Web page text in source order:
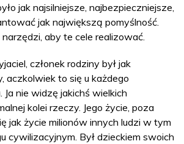
jak najsilniejsze, najbezpieczniejsze,
jak największą pomyślność.
aby te cele realizować.
członek rodziny był jak
aczkolwiek to się u każdego
Ja nie widzę jakichś wielkich
kolei rzeczy. Jego życie, poza
jak życie milionów innych ludzi w tym
cywilizacyjnym. Był dzieckiem swoich